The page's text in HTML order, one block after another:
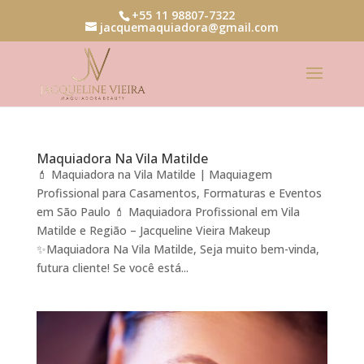
+55 11 98807-7322
jacquemaquiadora@gmail.com
Maquiadora Na Vila Matilde
💄 Maquiadora na Vila Matilde | Maquiagem
Profissional para Casamentos, Formaturas e Eventos
em São Paulo 💄 Maquiadora Profissional em Vila
Matilde e Região – Jacqueline Vieira Makeup
✨Maquiadora Na Vila Matilde, Seja muito bem-vinda,
futura cliente! Se você está...